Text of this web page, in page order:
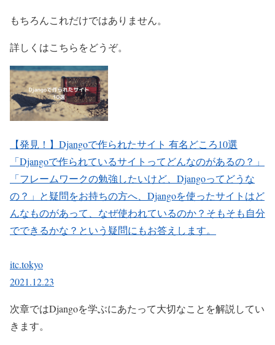
もちろんこれだけではありません。
詳しくはこちらをどうぞ。
【発見！】Djangoで作られたサイト 有名どころ10選
「Djangoで作られているサイトってどんなのがあるの？」
「フレームワークの勉強したいけど、Djangoってどうな
の？」と疑問をお持ちの方へ、Djangoを使ったサイトはど
んなものがあって、なぜ使われているのか？そもそも自分
でできるかな？という疑問にもお答えします。
itc.tokyo
2021.12.23
次章ではDjangoを学ぶにあたって大切なことを解説してい
きます。